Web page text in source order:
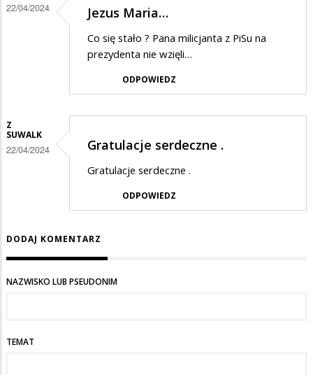
22/04/2024 Jezus Maria…
Co się stało ? Pana milicjanta z PiSu na
prezydenta nie wzięli…
ODPOWIEDZ
Z
SUWALK
22/04/2024 Gratulacje serdeczne .
Gratulacje serdeczne .
ODPOWIEDZ
DODAJ KOMENTARZ
NAZWISKO LUB PSEUDONIM
TEMAT